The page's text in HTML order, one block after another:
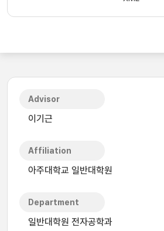
Advisor
이기근
Affiliation
아주대학교 일반대학원
Department
일반대학원 전자공학과